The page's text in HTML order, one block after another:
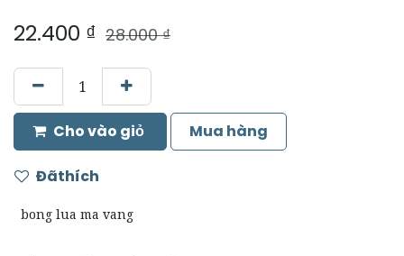
22.400 ₫ 28.000₫
Cho vào giỏ Mua hàng
Đãthích
bong lua ma vang